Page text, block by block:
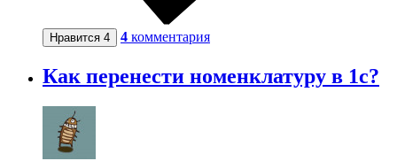
Нравится 4 4 комментария
Как перенести номенклатуру в 1с?